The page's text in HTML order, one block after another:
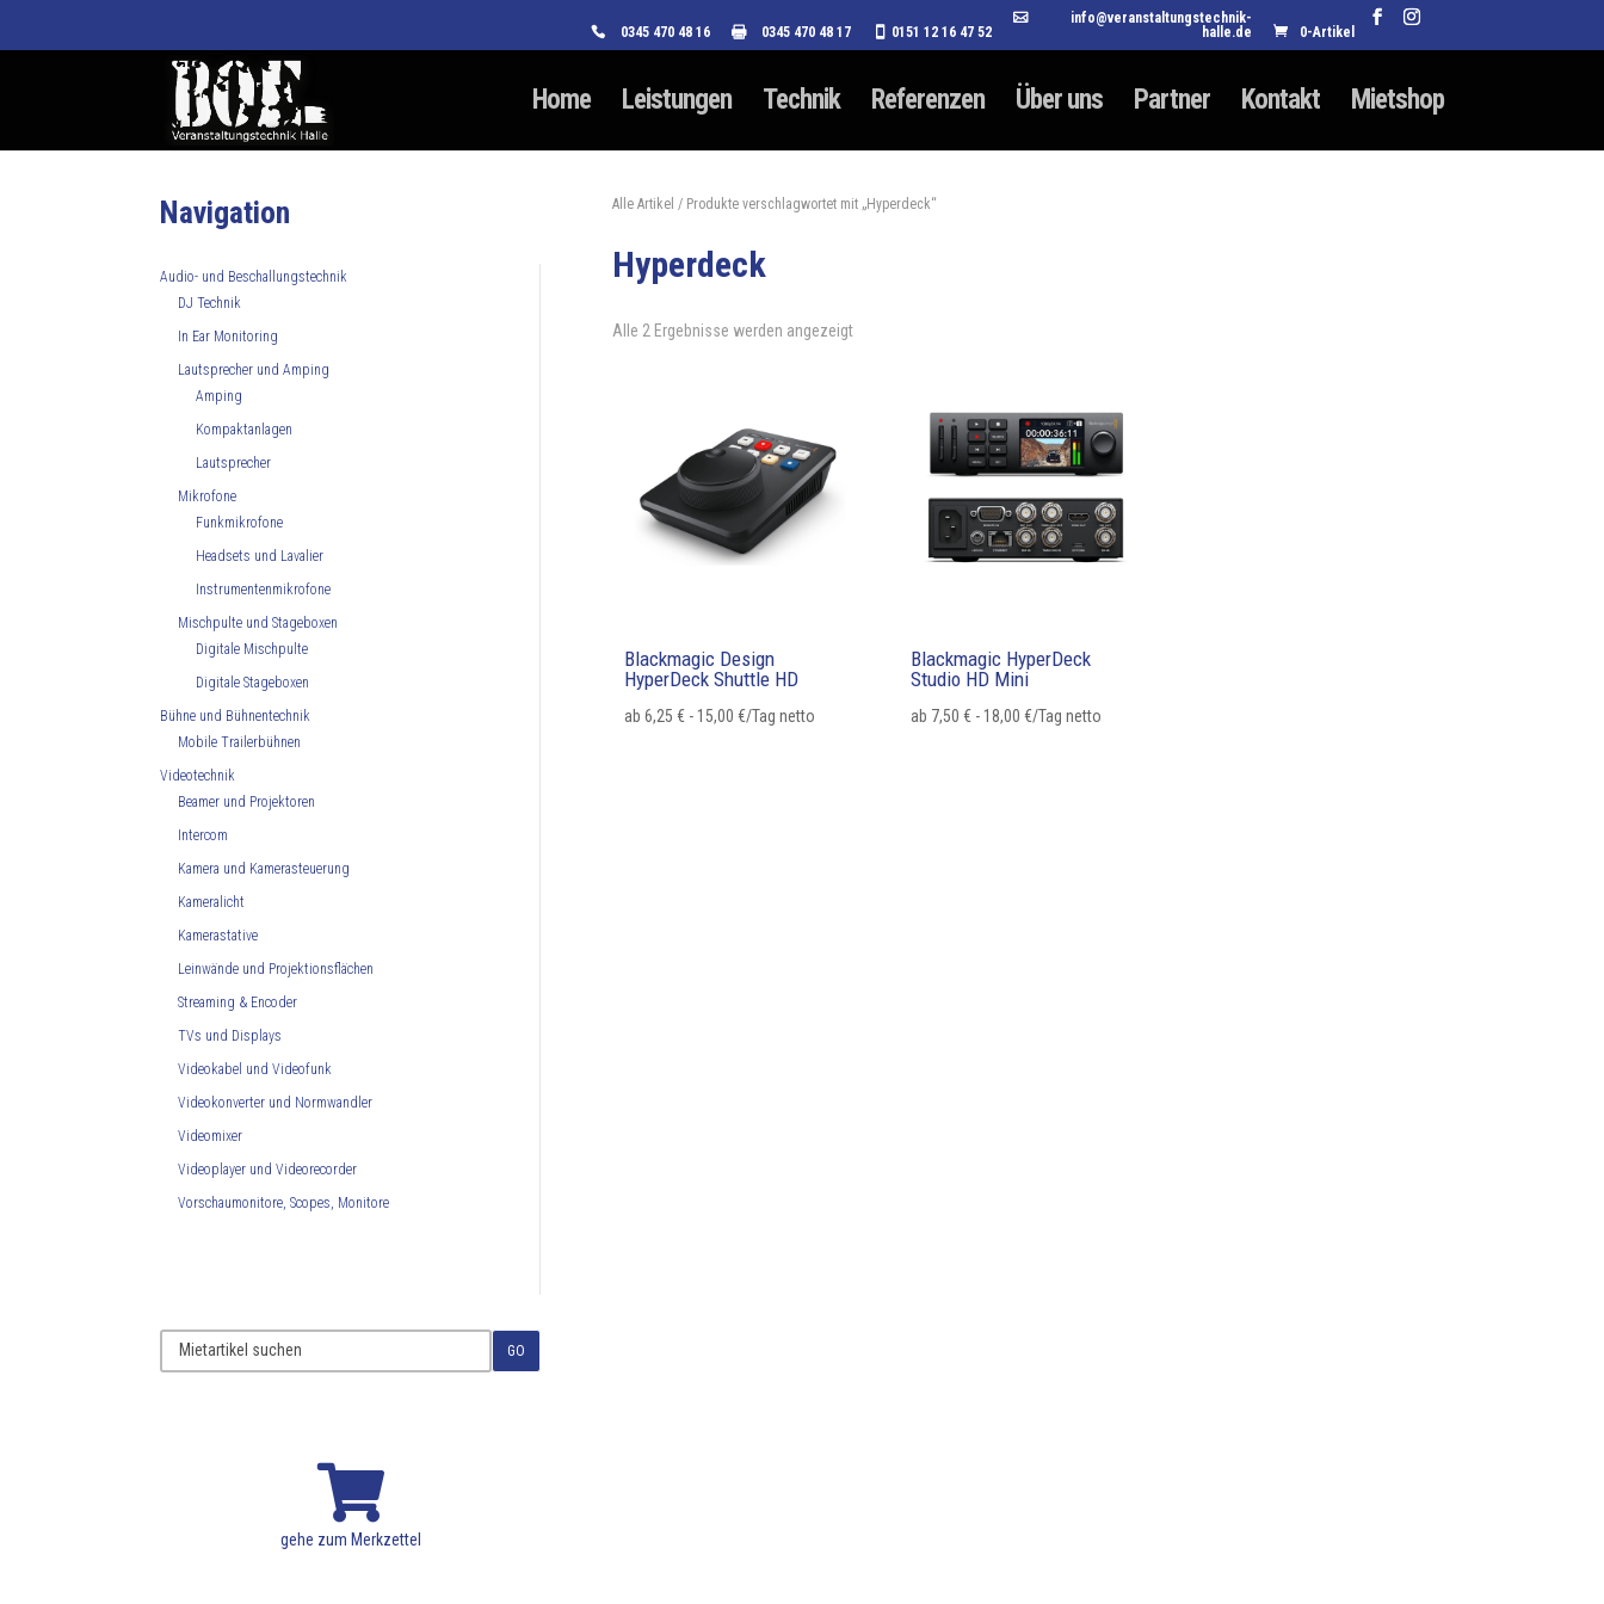
0345 470 48 16 0345 470 48 17 0151 12 16 47 52
info@veranstaltungstechnik-
halle.de
0-Artikel
Home Leistungen Technik Referenzen Über uns Partner Kontakt Mietshop
Navigation
Audio- und Beschallungstechnik
DJ Technik
In Ear Monitoring
Lautsprecher und Amping
Amping
Kompaktanlagen
Lautsprecher
Mikrofone
Funkmikrofone
Headsets und Lavalier
Instrumentenmikrofone
Mischpulte und Stageboxen
Digitale Mischpulte
Digitale Stageboxen
Bühne und Bühnentechnik
Mobile Trailerbühnen
Videotechnik
Beamer und Projektoren
Intercom
Kamera und Kamerasteuerung
Kameralicht
Kamerastative
Leinwände und Projektionsflächen
Streaming & Encoder
TVs und Displays
Videokabel und Videofunk
Videokonverter und Normwandler
Videomixer
Videoplayer und Videorecorder
Vorschaumonitore, Scopes, Monitore
GO

gehe zum Merkzettel
Alle Artikel / Produkte verschlagwortet mit „Hyperdeck“
Hyperdeck
Alle 2 Ergebnisse werden angezeigt
Blackmagic Design
HyperDeck Shuttle HD
ab 6,25 €- 15,00 €/Tag netto
Blackmagic HyperDeck
Studio HD Mini
ab 7,50€ - 18,00€/Tag netto